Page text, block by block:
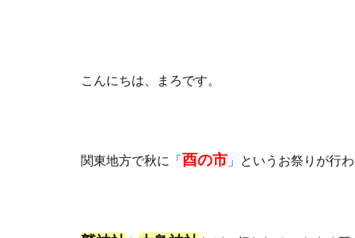
こんにちは、まろです。
関東地方で秋に「酉の市 」というお祭りが行